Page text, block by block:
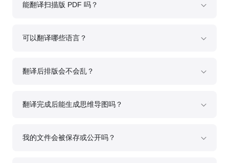
能翻译扫描版 PDF 吗？
可以翻译哪些语言？
文语言，无需手动切换。
翻译后排版会不会乱？
模式」，保证译文可读性。
翻译完成后能生成思维导图吗？
场景。
我的文件会被保存或公开吗？